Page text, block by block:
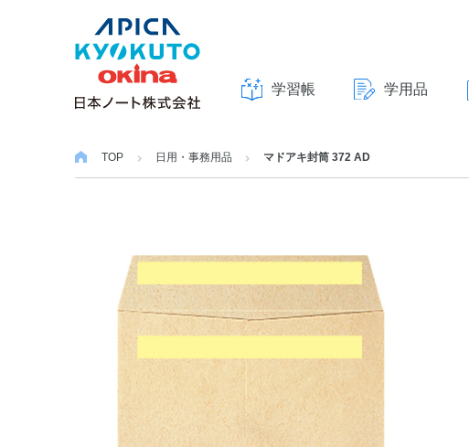
学習帳 学用品
TOP 日用・事務用品 マドアキ封筒 372 AD